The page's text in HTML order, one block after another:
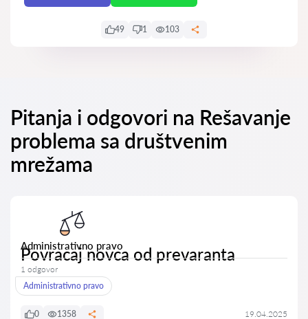
49 1 103
Pitanja i odgovori na Rešavanje
problema sa društvenim
mrežama
Administrativno pravo
Povracaj novca od prevaranta
1 odgovor
Administrativno pravo
0 1358 19.04.2025